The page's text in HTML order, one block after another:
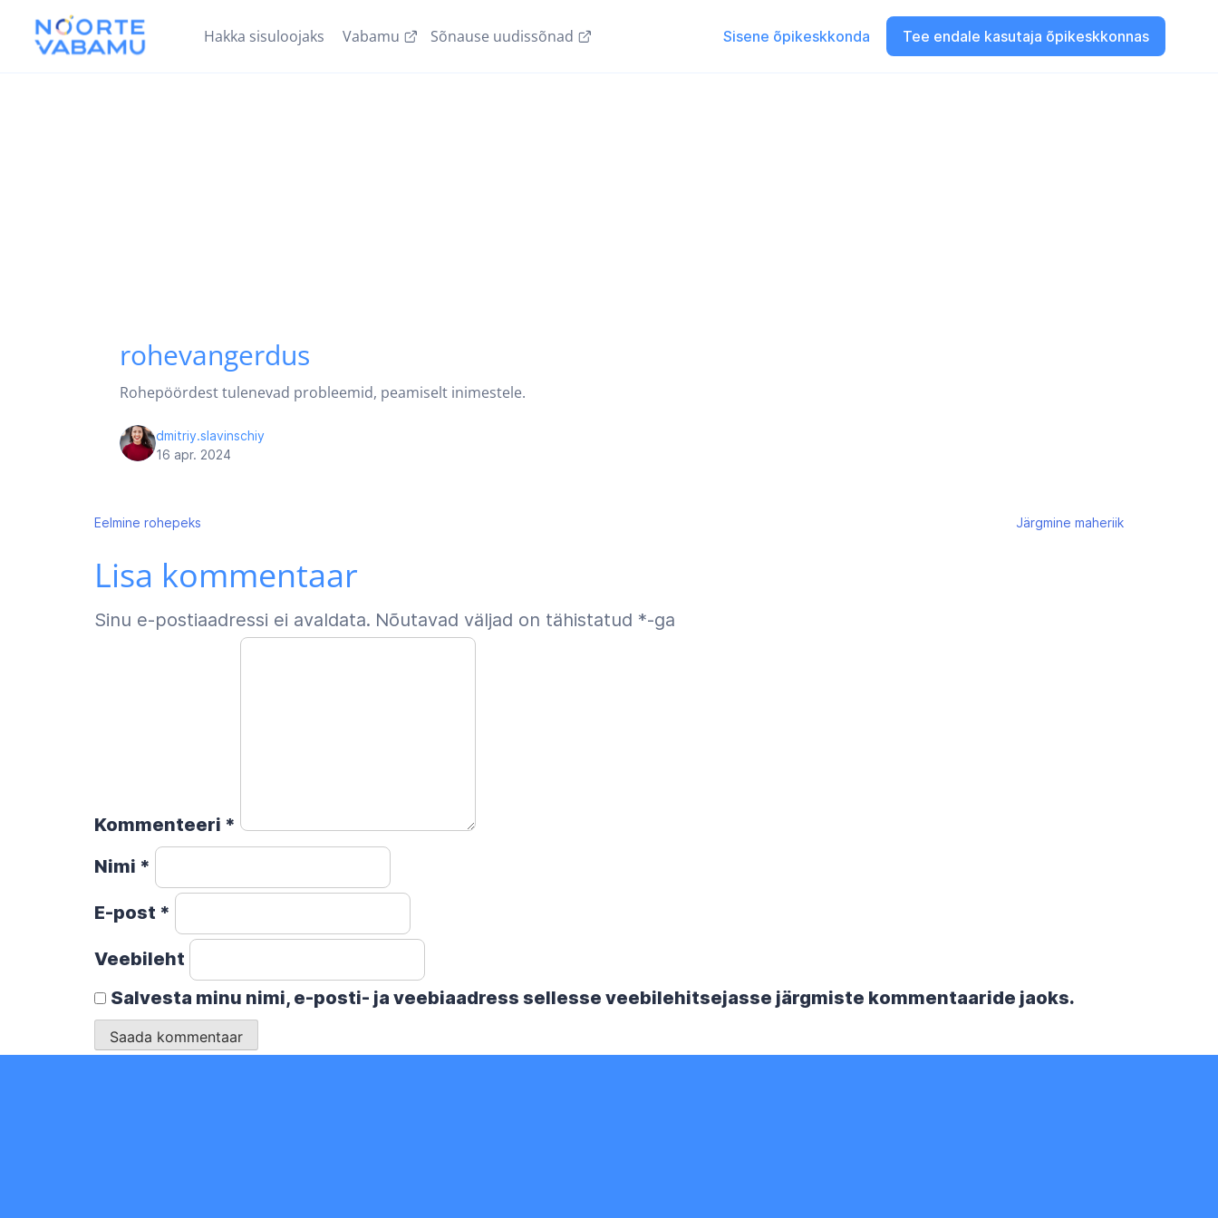
Hakka sisuloojaks Vabamu Sõnause uudissõnad Sisene õpikeskkonda Tee endale kasutaja õpikeskkonnas
rohevangerdus
Rohepöördest tulenevad probleemid, peamiselt inimestele.
dmitriy.slavinschiy
16 apr. 2024
Navigeerimine
Eelmine rohepeks Järgmine maheriik
Lisa kommentaar
Sinu e-postiaadressi ei avaldata. Nõutavad väljad on tähistatud *-ga
Kommenteeri *
Nimi *
E-post *
Veebileht
Salvesta minu nimi, e-posti- ja veebiaadress sellesse veebilehitsejasse järgmiste kommentaaride jaoks.